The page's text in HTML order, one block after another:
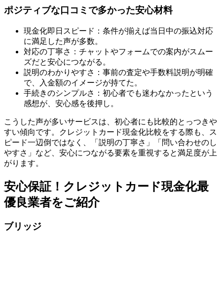
ポジティブな口コミで多かった安心材料
現金化即日スピード：条件が揃えば当日中の振込対応
に満足した声が多数。
対応の丁寧さ：チャットやフォームでの案内がスムー
ズだと安心につながる。
説明のわかりやすさ：事前の査定や手数料説明が明確
で、入金額のイメージが持てた。
手続きのシンプルさ：初心者でも迷わなかったという
感想が、安心感を後押し。
こうした声が多いサービスは、初心者にも比較的とっつきや
すい傾向です。クレジットカード現金化比較をする際も、ス
ピード一辺倒ではなく、「説明の丁寧さ」「問い合わせのし
やすさ」など、安心につながる要素を重視すると満足度が上
がります。
安心保証！クレジットカード現金化最
優良業者をご紹介
ブリッジ